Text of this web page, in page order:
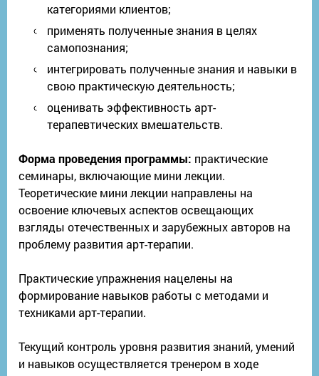
категориями клиентов;
применять полученные знания в целях
самопознания;
интегрировать полученные знания и навыки в
свою практическую деятельность;
оценивать эффективность арт-
терапевтических вмешательств.
Форма проведения программы: практические
семинары, включающие мини лекции.
Теоретические мини лекции направлены на
освоение ключевых аспектов освещающих
взгляды отечественных и зарубежных авторов на
проблему развития арт-терапии.
Практические упражнения нацелены на
формирование навыков работы с методами и
техниками арт-терапии.
Текущий контроль уровня развития знаний, умений
и навыков осуществляется тренером в ходе